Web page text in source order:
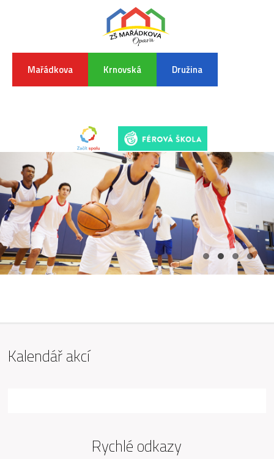
Mařádkova Krnovská Družina
Kalendář akcí
Rychlé odkazy